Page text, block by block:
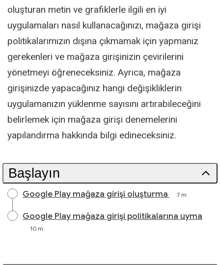
oluşturan metin ve grafiklerle ilgili en iyi
uygulamaları nasıl kullanacağınızı, mağaza girişi
politikalarımızın dışına çıkmamak için yapmanız
gerekenleri ve mağaza girişinizin çevirilerini
yönetmeyi öğreneceksiniz. Ayrıca, mağaza
girişinizde yapacağınız hangi değişikliklerin
uygulamanızın yüklenme sayısını artırabileceğini
belirlemek için mağaza girişi denemelerini
yapılandırma hakkında bilgi edineceksiniz.
Başlayın
Google Play mağaza girişi oluşturma 7 m
Google Play mağaza girişi politikalarına uyma
10 m